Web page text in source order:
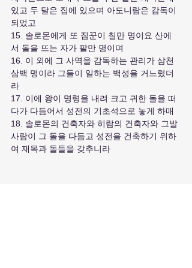
있고 두 달은 집에 있으며 아도니람은 감독이
되었고
15. 솔로몬에게 또 짐꾼이 칠만 명이요 산에
서 돌을 뜨는 자가 팔만 명이며
16. 이 외에 그 사역을 감독하는 관리가 삼천
삼백 명이라 그들이 일하는 백성을 거느렸더
라
17. 이에 왕이 명령을 내려 크고 귀한 돌을 떠
다가 다듬어서 성전의 기초석으로 놓게 하매
18. 솔로몬의 건축자와 히람의 건축자와 그발
사람이 그 돌을 다듬고 성전을 건축하기 위하
여 재목과 돌들을 갖추니라